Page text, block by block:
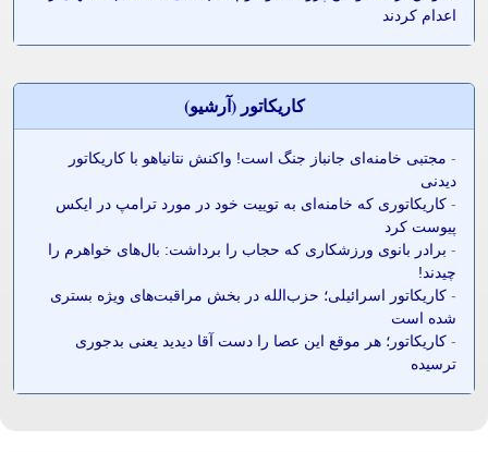
اعدام کردند
کاريکاتور (آرشيو)
- مجتبی خامنه‌ای جانباز جنگ است! واکنش نتانیاهو با کاریکاتور
دیدنی
- کاریکاتوری که خامنه‌ای به توییت خود در مورد ترامپ در ایکس
پیوست کرد
- برادر بانوی ورزشکاری که حجاب را برداشت: بال‌های خواهرم را
چیدند!
- کاریکاتور اسرائیلی؛ حزب‌الله در بخش مراقبت‌های ویژه بستری
شده است
- کاریکاتور؛ هر موقع این عصا را دست آقا دیدید یعنی بدجوری
ترسیده